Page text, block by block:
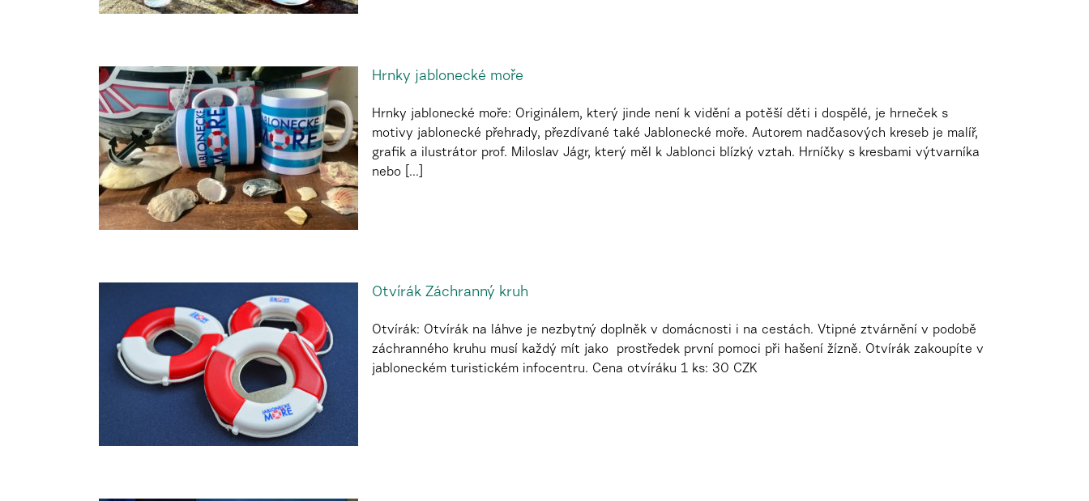
Hrnky jablonecké moře
Hrnky jablonecké moře: Originálem, který jinde není k vidění a potěší děti i dospělé, je hrneček s
motivy jablonecké přehrady, přezdívané také Jablonecké moře. Autorem nadčasových kreseb je malíř,
grafik a ilustrátor prof. Miloslav Jágr, který měl k Jablonci blízký vztah. Hrníčky s kresbami výtvarníka
nebo [...]
Otvírák Záchranný kruh
Otvírák: Otvírák na láhve je nezbytný doplněk v domácnosti i na cestách. Vtipné ztvárnění v podobě
záchranného kruhu musí každý mít jako prostředek první pomoci při hašení žízně. Otvírák zakoupíte v
jabloneckém turistickém infocentru. Cena otvíráku 1 ks: 30 CZK